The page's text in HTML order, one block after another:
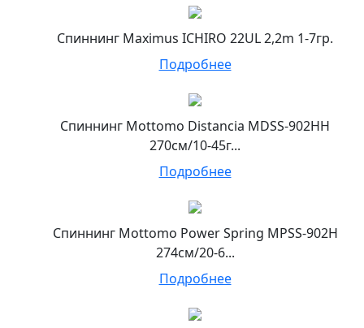
Спиннинг Maximus ICHIRO 22UL 2,2m 1-7гр.
Подробнее
Спиннинг Mottomo Distancia MDSS-902HH
270см/10-45г...
Подробнее
Спиннинг Mottomo Power Spring MPSS-902H
274см/20-6...
Подробнее